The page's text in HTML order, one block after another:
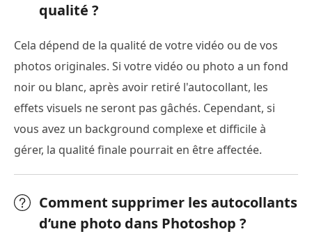
qualité ?
Cela dépend de la qualité de votre vidéo ou de vos
photos originales. Si votre vidéo ou photo a un fond
noir ou blanc, après avoir retiré l'autocollant, les
effets visuels ne seront pas gâchés. Cependant, si
vous avez un background complexe et difficile à
gérer, la qualité finale pourrait en être affectée.
Comment supprimer les autocollants
d’une photo dans Photoshop ?